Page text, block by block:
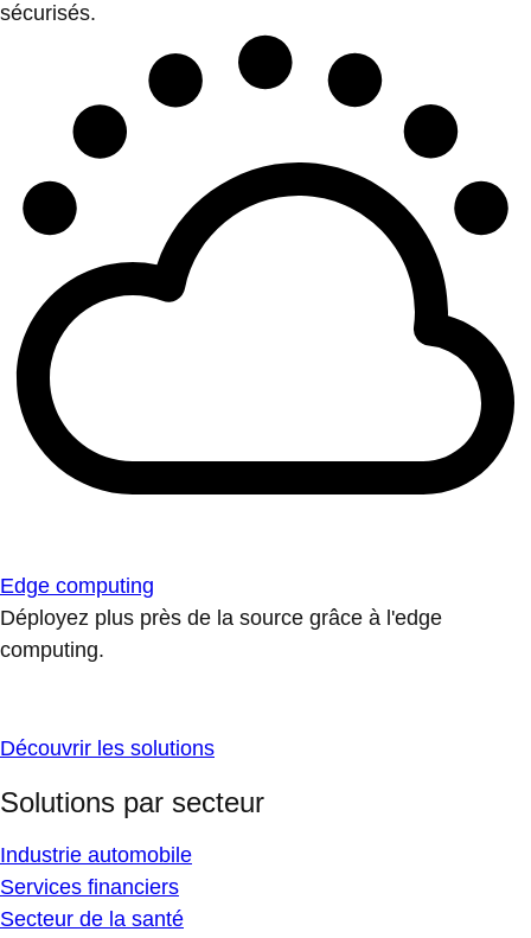
sécurisés.
Edge computing
Déployez plus près de la source grâce à l'edge
computing.
Découvrir les solutions
Solutions par secteur
Industrie automobile
Services financiers
Secteur de la santé